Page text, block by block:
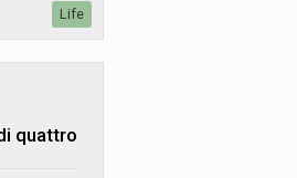
Life
quattro